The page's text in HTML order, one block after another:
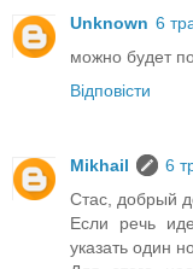
Unknown 6
можно будет
Відповісти
Mikhail
6
Стас, добрый
Если речь
указать один